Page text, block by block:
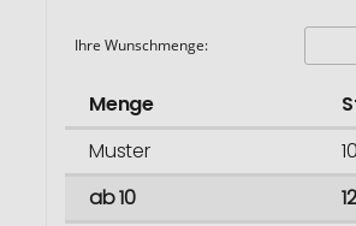
Ihre Wunschmenge:
Menge
Muster
ab 10